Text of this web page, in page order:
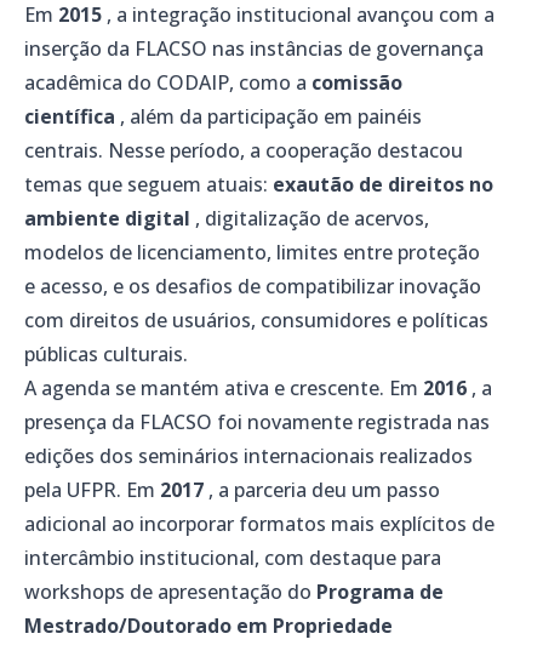
Em 2015 , a integração institucional avançou com a
inserção da FLACSO nas instâncias de governança
acadêmica do CODAIP, como a comissão
científica , além da participação em painéis
centrais. Nesse período, a cooperação destacou
temas que seguem atuais: exautão de direitos no
ambiente digital , digitalização de acervos,
modelos de licenciamento, limites entre proteção
e acesso, e os desafios de compatibilizar inovação
com direitos de usuários, consumidores e políticas
públicas culturais.
A agenda se mantém ativa e crescente. Em 2016 , a
presença da FLACSO foi novamente registrada nas
edições dos seminários internacionais realizados
pela UFPR. Em 2017 , a parceria deu um passo
adicional ao incorporar formatos mais explícitos de
intercâmbio institucional, com destaque para
workshops de apresentação do Programa de
Mestrado/Doutorado em Propriedade